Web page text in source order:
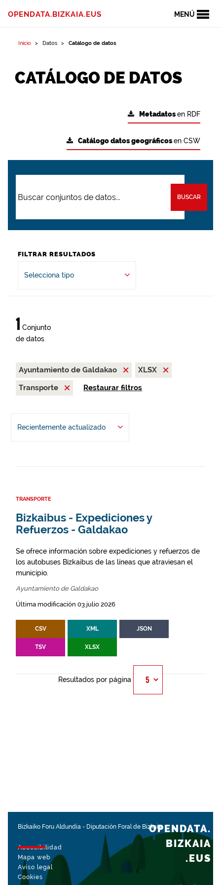
MENÚ
OPENDATA.BIZKAIA.EUS
Inicio Datos Catálogo de datos
CATÁLOGO DE DATOS
Metadatosen RDF
Catálogo datos geográficosen CSW
BUSCAR
FILTRAR RESULTADOS
Selecciona tipo
1 Conjunto
de datos
Ayuntamiento de Galdakao
XLSX
Transporte
Restaurar filtros
Recientemente actualizado
TRANSPORTE
Bizkaibus - Expediciones y
Refuerzos - Galdakao
Se ofrece información sobre expediciones y refuerzos de
los autobuses Bizkaibus de las líneas que atraviesan el
municipio.
Ayuntamiento de Galdakao
Última modificación 03 julio 2026
CSV XML JSON
TSV XLSX
Resultados por página
Bizkaiko Foru Aldundia - Diputación Foral de Bizkaia
Accesibilidad
Mapa web
Aviso legal
Cookies
OPENDATA.
BIZKAIA
.EUS